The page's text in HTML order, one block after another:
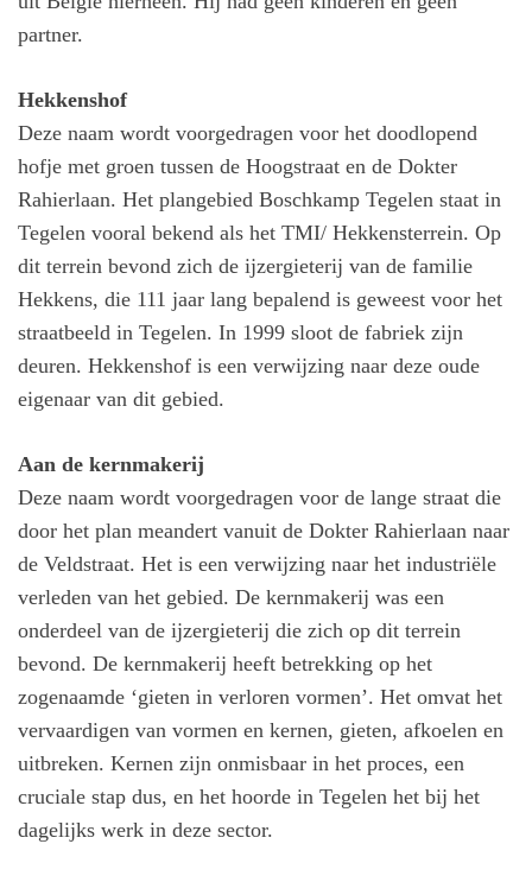
partner.
Hekkenshof
Deze naam wordt voorgedragen voor het doodlopend
hofje met groen tussen de Hoogstraat en de Dokter
Rahierlaan. Het plangebied Boschkamp Tegelen staat in
Tegelen vooral bekend als het TMI/ Hekkensterrein. Op
dit terrein bevond zich de ijzergieterij van de familie
Hekkens, die 111 jaar lang bepalend is geweest voor het
straatbeeld in Tegelen. In 1999 sloot de fabriek zijn
deuren. Hekkenshof is een verwijzing naar deze oude
eigenaar van dit gebied.
Aan de kernmakerij
Deze naam wordt voorgedragen voor de lange straat die
door het plan meandert vanuit de Dokter Rahierlaan naar
de Veldstraat. Het is een verwijzing naar het industriële
verleden van het gebied. De kernmakerij was een
onderdeel van de ijzergieterij die zich op dit terrein
bevond. De kernmakerij heeft betrekking op het
zogenaamde ‘gieten in verloren vormen’. Het omvat het
vervaardigen van vormen en kernen, gieten, afkoelen en
uitbreken. Kernen zijn onmisbaar in het proces, een
cruciale stap dus, en het hoorde in Tegelen het bij het
dagelijks werk in deze sector.